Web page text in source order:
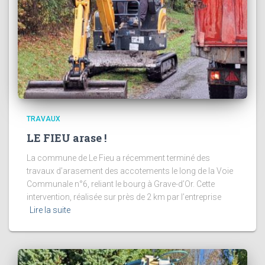
TRAVAUX
LE FIEU arase !
La commune de Le Fieu a récemment terminé des
travaux d’arasement des accotements le long de la Voie
Communale n°6, reliant le bourg à Grave-d’Or. Cette
intervention, réalisée sur près de 2 km par l’entreprise
Lire la suite